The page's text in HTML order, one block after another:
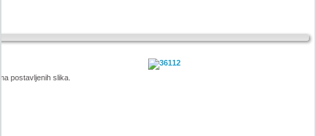
postavljenih slika.